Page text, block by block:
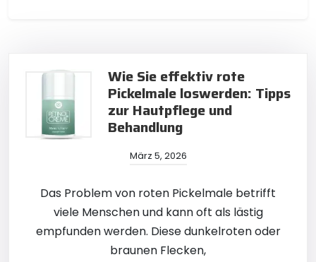
Wie Sie effektiv rote
Pickelmale loswerden: Tipps
zur Hautpflege und
Behandlung
März 5, 2026
Das Problem von roten Pickelmale betrifft
viele Menschen und kann oft als lästig
empfunden werden. Diese dunkelroten oder
braunen Flecken,